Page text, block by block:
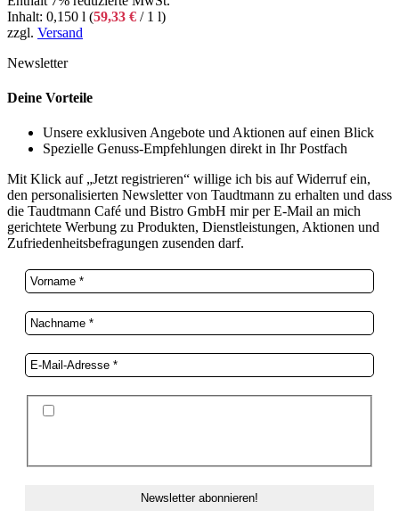
Inhalt: 0,150 l (59,33 € / 1 l)
zzgl. Versand
Newsletter
Deine Vorteile
Unsere exklusiven Angebote und Aktionen auf einen Blick
Spezielle Genuss-Empfehlungen direkt in Ihr Postfach
Mit Klick auf „Jetzt registrieren“ willige ich bis auf Widerruf ein,
den personalisierten Newsletter von Taudtmann zu erhalten und dass
die Taudtmann Café und Bistro GmbH mir per E-Mail an mich
gerichtete Werbung zu Produkten, Dienstleistungen, Aktionen und
Zufriedenheitsbefragungen zusenden darf.